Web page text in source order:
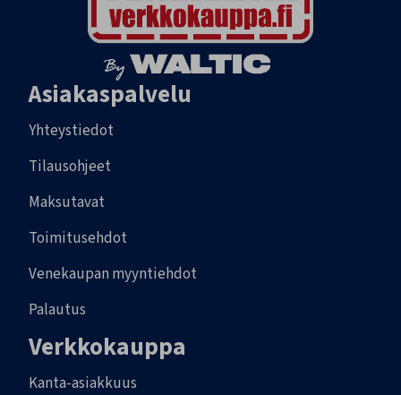
Asiakaspalvelu
Yhteystiedot
Tilausohjeet
Maksutavat
Toimitusehdot
Venekaupan myyntiehdot
Palautus
Verkkokauppa
Kanta-asiakkuus